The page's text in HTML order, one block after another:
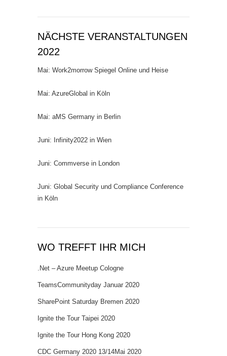
NÄCHSTE VERANSTALTUNGEN
2022
Mai: Work2morrow Spiegel Online und Heise
Mai: AzureGlobal in Köln
Mai: aMS Germany in Berlin
Juni: Infinity2022 in Wien
Juni: Commverse in London
Juni: Global Security und Compliance Conference
in Köln
WO TREFFT IHR MICH
.Net – Azure Meetup Cologne
TeamsCommunityday Januar 2020
SharePoint Saturday Bremen 2020
Ignite the Tour Taipei 2020
Ignite the Tour Hong Kong 2020
CDC Germany 2020 13/14Mai 2020